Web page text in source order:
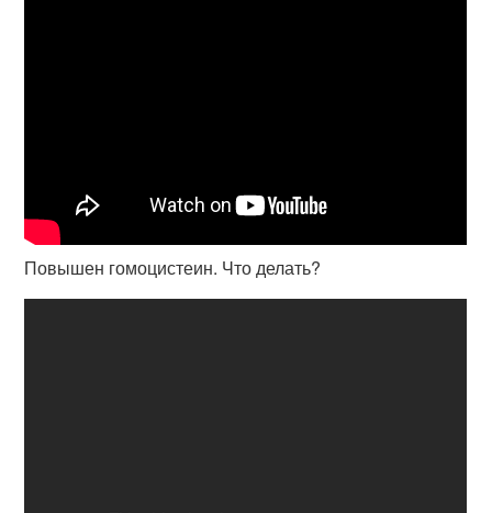
Повышен гомоцистеин. Что делать?